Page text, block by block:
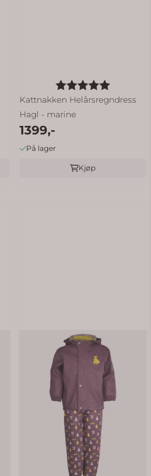
Karakter: 5.0 av 5
Kattnakken Helårsregndress
Hagl - marine
1399,-
På lager
Kjøp